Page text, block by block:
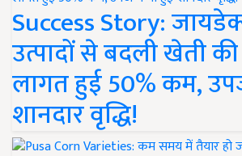
Success Story:
उत्पादों से बदली खेती
लागत हुई 50% कम,
शानदार वृद्धि!